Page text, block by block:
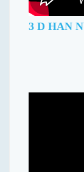
3 D HAN